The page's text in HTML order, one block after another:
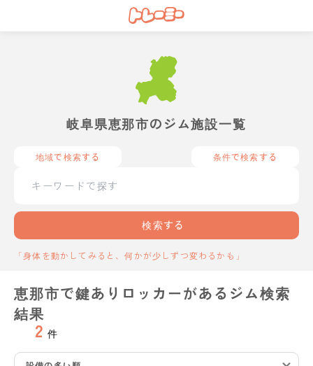
岐阜県恵那市のジム施設一覧
地域で検索する 条件で検索する
検索する
「身体を動かしてみると、何かが少しずつ変わるかも」
恵那市で鍵ありロッカーがあるジム検索
結果
2 件